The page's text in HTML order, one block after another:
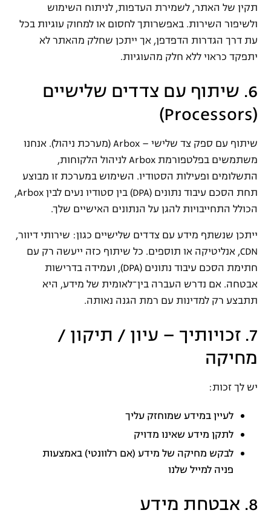
תקין של האתר, לשמירת העדפות, לניתוח השימוש
ולשיפור השירות. באפשרותך לחסום או למחוק עוגיות בכל
עת דרך הגדרות הדפדפן, אך ייתכן שחלק מהאתר לא
יתפקד כראוי ללא חלק מהעוגיות.
6. שיתוף עם צדדים שלישיים
(Processors)
שיתוף עם ספק צד שלישי – Arbox (מערכת ניהול). אנחנו
משתמשים בפלטפורמת Arbox לניהול הלקוחות,
התשלומים ופעילות הסטודיו. השימוש במערכת זו מבוצע
תחת הסכם עיבוד נתונים (DPA) בין סטודיו נעים לבין Arbox,
הכולל התחייבויות להגן על הנתונים האישיים שלך.
ייתכן שנשתף מידע עם צדדים שלישיים כגון: שירותי דיוור,
CDN, אנליטיקה או תוספים. כל שיתוף כזה ייעשה רק עם
חתימת הסכם עיבוד נתונים (DPA), ועמידה בדרישות
אבטחה. אם נדרש העברה בין־לאומית של מידע, היא
תתבצע רק למדינות עם רמת הגנה נאותה.
7. זכויותיך – עיון / תיקון /
מחיקה
יש לך זכות:
לעיין במידע שמוחזק עליך
לתקן מידע שאינו מדויק
לבקש מחיקה של מידע (אם רלוונטי) באמצעות
פניה למייל שלנו
8. אבטחת מידע